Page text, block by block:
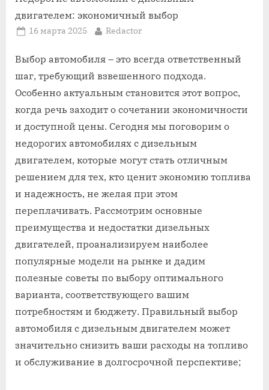
двигателем: экономичный выбор
Posted
16 марта 2025 By
Redactor
Выбор автомобиля – это всегда ответственный
шаг, требующий взвешенного подхода.
Особенно актуальным становится этот вопрос,
когда речь заходит о сочетании экономичности
и доступной цены. Сегодня мы поговорим о
недорогих автомобилях с дизельным
двигателем, которые могут стать отличным
решением для тех, кто ценит экономию топлива
и надежность, не желая при этом
переплачивать. Рассмотрим основные
преимущества и недостатки дизельных
двигателей, проанализируем наиболее
популярные модели на рынке и дадим
полезные советы по выбору оптимального
варианта, соответствующего вашим
потребностям и бюджету. Правильный выбор
автомобиля с дизельным двигателем может
значительно снизить ваши расходы на топливо
и обслуживание в долгосрочной перспективе;